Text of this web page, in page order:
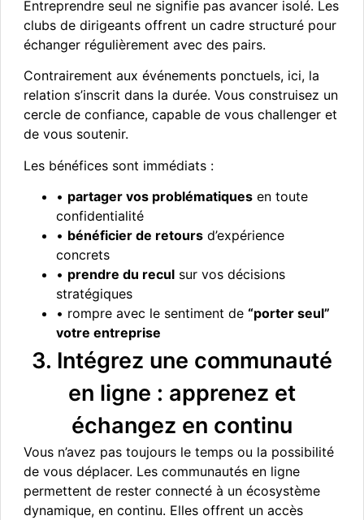
Entreprendre seul ne signifie pas avancer isolé. Les
clubs de dirigeants offrent un cadre structuré pour
échanger régulièrement avec des pairs.
Contrairement aux événements ponctuels, ici, la
relation s’inscrit dans la durée. Vous construisez un
cercle de confiance, capable de vous challenger et
de vous soutenir.
Les bénéfices sont immédiats :
• partager vos problématiquesen toute
confidentialité
• bénéficier de retoursd’expérience
concrets
• prendre du reculsur vos décisions
stratégiques
• rompre avec le sentiment de “porter seul”
votre entreprise
3. Intégrez une communauté
en ligne : apprenez et
échangez en continu
Vous n’avez pas toujours le temps ou la possibilité
de vous déplacer. Les communautés en ligne
permettent de rester connecté à un écosystème
dynamique, en continu. Elles offrent un accès